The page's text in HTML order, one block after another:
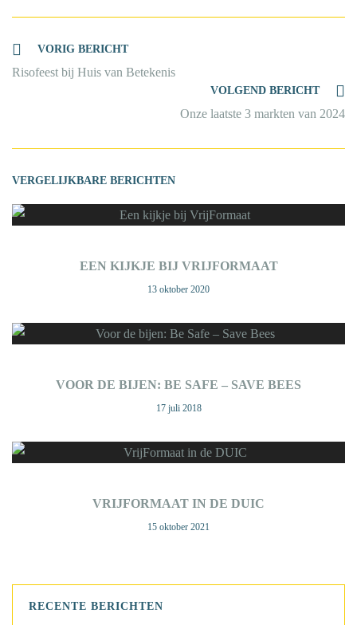
Lees
artikelen
VORIG BERICHT
Risofeest bij Huis van Betekenis
VOLGEND BERICHT
Onze laatste 3 markten van 2024
EEN KIJKJE BIJ VRIJFORMAAT
13 oktober 2020
VOOR DE BIJEN: BE SAFE – SAVE BEES
17 juli 2018
VRIJFORMAAT IN DE DUIC
15 oktober 2021
RECENTE BERICHTEN